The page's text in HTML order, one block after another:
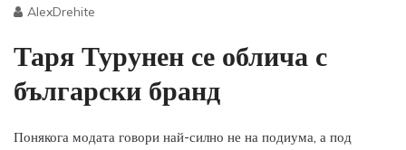
AlexDrehite
Таря Турунен се облича с
български бранд
Понякога модата говори най-силно не на подиума, а под